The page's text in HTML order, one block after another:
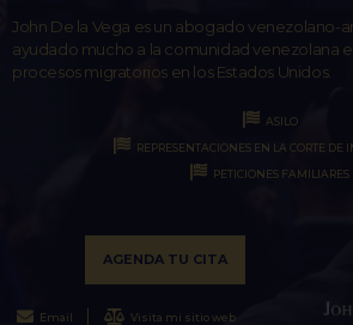
John De la Vega es un abogado venezolano-
ayudado mucho a la comunidad venezolana e
procesos migratorios en los Estados Unidos.
ASILO
REPRESENTACIONES EN LA CORTE DE
PETICIONES FAMILIARES
AGENDA TU CITA
Email Visita mi sitio web